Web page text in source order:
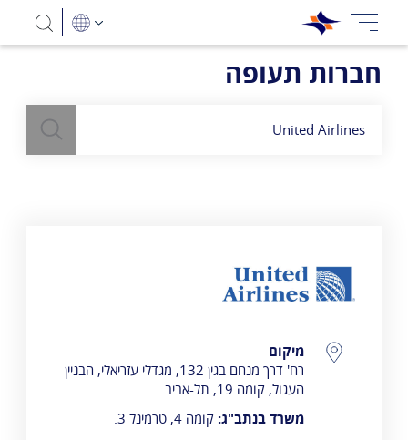
חברות תעופה
United Airlines
פרטי התקשרות
מיקום
רח' דרך מנחם בגין 132, מגדלי עזריאלי, הבניין
העגול, קומה 19, תל-אביב.
משרד בנתב"ג: קומה 4, טרמינל 3.